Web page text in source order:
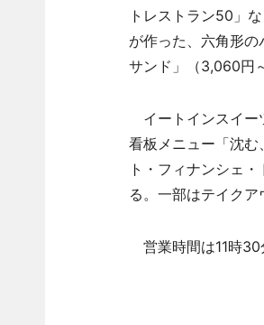
トレストラン50」
が作った、六角形
サンド」（3,060円
イートインスイー
看板メニュー「沈
ト・フィナンシェ
る。一部はテイクア
営業時間は11時30